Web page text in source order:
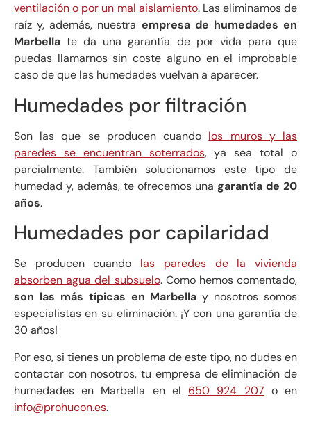
ventilación o por un mal aislamiento. Las eliminamos de
raíz y, además, nuestra empresa de humedades en
Marbella te da una garantía de por vida para que
puedas llamarnos sin coste alguno en el improbable
caso de que las humedades vuelvan a aparecer.
Humedades por filtración
Son las que se producen cuando los muros y las
paredes se encuentran soterrados, ya sea total o
parcialmente. También solucionamos este tipo de
humedad y, además, te ofrecemos una garantía de 20
años.
Humedades por capilaridad
Se producen cuando las paredes de la vivienda
absorben agua del subsuelo. Como hemos comentado,
son las más típicas en Marbella y nosotros somos
especialistas en su eliminación. ¡Y con una garantía de
30 años!
Por eso, si tienes un problema de este tipo, no dudes en
contactar con nosotros, tu empresa de eliminación de
humedades en Marbella en el 650 924 207 o en
info@prohucon.es.